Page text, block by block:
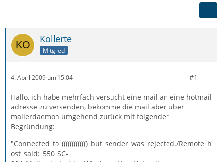
Kollerte
Mitglied
4. April 2009 um 15:04 #1
Hallo, ich habe mehrfach versucht eine mail an eine hotmail
adresse zu versenden, bekomme die mail aber über
mailerdaemon umgehend zurück mit folgender
Begründung:
"Connected_to_(((((((((((()_but_sender_was_rejected./Remote_h
ost_said:_550_SC-